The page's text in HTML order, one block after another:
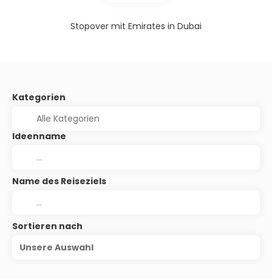
Stopover mit Emirates in Dubai
Kategorien
Ideenname
Name des Reiseziels
Sortieren nach
Unsere Auswahl